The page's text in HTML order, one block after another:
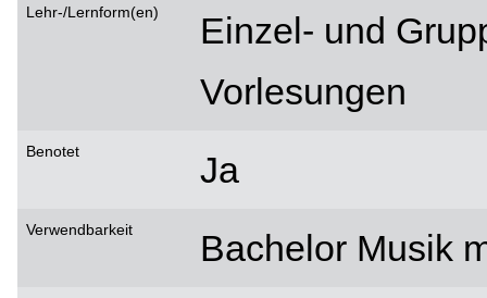
Lehr-/Lernform(en)
Einzel- und
Vorlesungen
Benotet Ja
Verwendbarkeit Bachelor Musik